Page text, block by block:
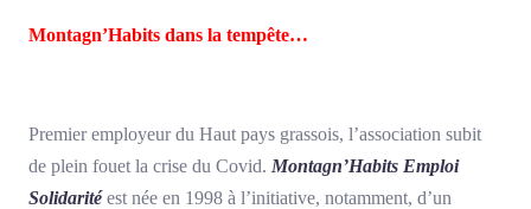
Montagn’Habits dans la tempête…
Premier employeur du Haut pays grassois, l’association subit
de plein fouet la crise du Covid. Montagn’Habits Emploi
Solidaritéest née en 1998 à l’initiative, notamment, d’un